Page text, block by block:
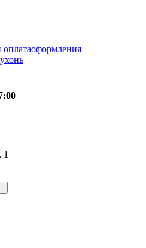
оплатаоформления
1